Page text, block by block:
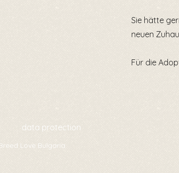
Sie hätte
neuen
Für die
data protection
Love Bulgaria